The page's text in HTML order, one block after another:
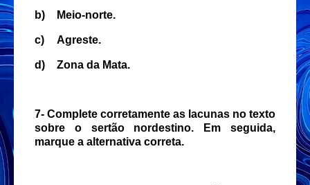
b) Meio-norte.
c) Agreste.
d) Zona da Mata.
7- Complete corretamente as lacunas no texto
sobre o sertão nordestino. Em seguida,
marque a alternativa correta.